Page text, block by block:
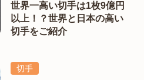
世界一高い切手は1枚9億円
以上！？世界と日本の高い
切手をご紹介
切手